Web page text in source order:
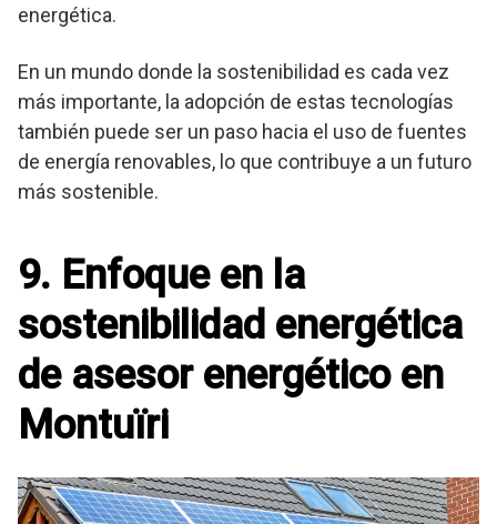
energética.
En un mundo donde la sostenibilidad es cada vez
más importante, la adopción de estas tecnologías
también puede ser un paso hacia el uso de fuentes
de energía renovables, lo que contribuye a un futuro
más sostenible.
9. Enfoque en la
sostenibilidad energética
de asesor energético en
Montuïri